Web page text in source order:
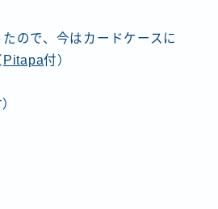
ので、今はカードケースに
Pitapa付）